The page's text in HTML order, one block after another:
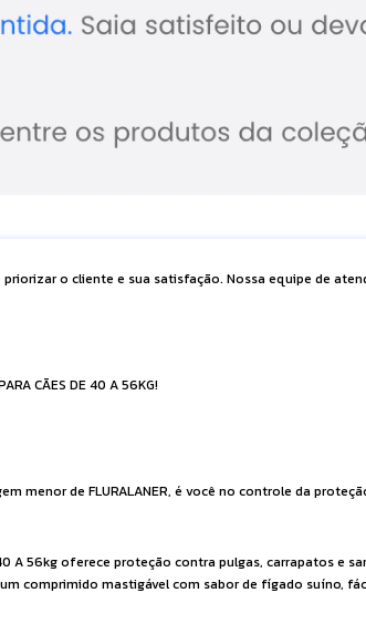
o cliente e sua satisfação. Nossa equipe de
CÃES DE 40 A 56KG!
menor de FLURALANER, é você no controle da
A 56kg oferece proteção contra pulgas, carrapatos e
comprimido mastigável com sabor de fígado suíno,